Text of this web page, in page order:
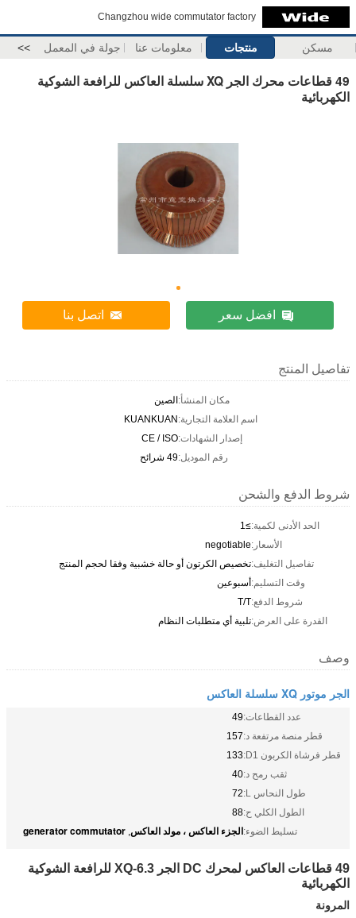
Changzhou wide commutator factory
مسكن منتجات معلومات عنا جولة في المعمل >>
49 قطاعات محرك الجر XQ سلسلة العاكس للرافعة الشوكية
الكهربائية
افضل سعر اتصل بنا
تفاصيل المنتج
مكان المنشأ:الصين
اسم العلامة التجارية:KUANKUAN
إصدار الشهادات:CE / ISO
رقم الموديل:49 شرائح
شروط الدفع والشحن
الحد الأدنى لكمية:≥1
الأسعار:negotiable
تفاصيل التغليف:تخصيص الكرتون أو حالة خشبية وفقا لحجم المنتج
وقت التسليم:أسبوعين
شروط الدفع:T/T
القدرة على العرض:تلبية أي متطلبات النظام
وصف
الجر موتور XQ سلسلة العاكس
عدد القطاعات:49
قطر منصة مرتفعة د:157
قطر فرشاة الكربون D1:
133
ثقب رمح د:40
طول النحاس L:
72
الطول الكلي ح:88
تسليط الضوء:الجزء العاكس ، مولد العاكس,
generator commutator
49 قطاعات العاكس لمحرك DC الجر XQ-6.3 للرافعة الشوكية
الكهربائية
المرونة